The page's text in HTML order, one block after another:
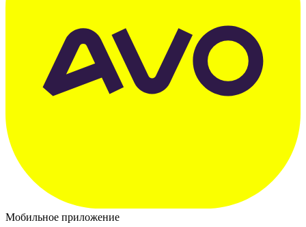
Мобильное приложение